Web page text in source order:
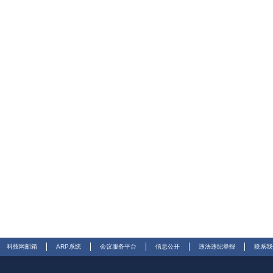
科技网邮箱 ARP系统 会议服务平台 信息公开 违法违纪举报 联系我